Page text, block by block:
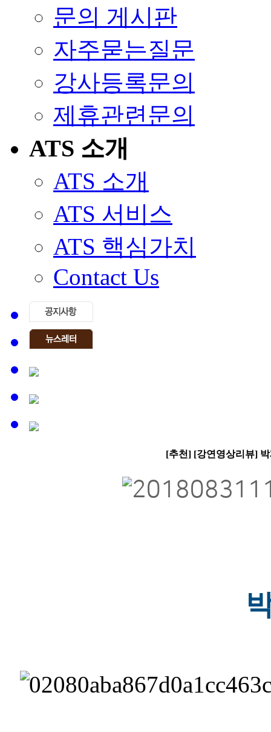
문의 게시판
자주묻는질문
강사등록문의
제휴관련문의
ATS 소개
ATS 소개
ATS 서비스
ATS 핵심가치
Contact Us
[추천] [강연영상리뷰]